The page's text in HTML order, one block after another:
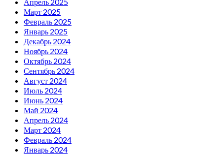
Март 2025
Февраль 2025
Январь 2025
Декабрь 2024
Ноябрь 2024
Октябрь 2024
Сентябрь 2024
Август 2024
Июль 2024
Июнь 2024
Май 2024
Апрель 2024
Март 2024
Февраль 2024
Январь 2024